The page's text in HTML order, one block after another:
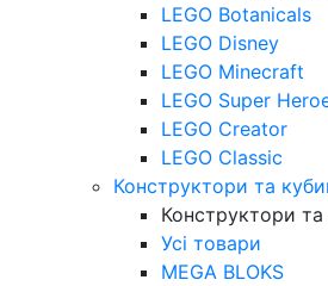
LEGO Botanicals
LEGO Disney
LEGO Minecraft
LEGO Super
LEGO Creator
LEGO Classic
Конструктори та
Конструктори
Усі товари
MEGA BLOKS